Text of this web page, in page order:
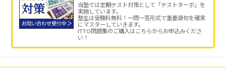
当塾では定期テスト対策として「テストターボ」を
実施しています。
塾生は受験料無料！一問一答形式で重要語句を確実
にマスターしていきます。
ITTO問題集のご購入はこちらからお申込みくださ
い！